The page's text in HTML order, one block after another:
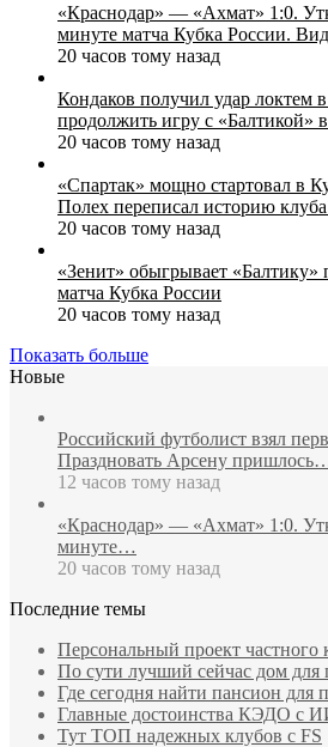
«Краснодар» — «Ахмат» 1:0.
минуте матча Кубка России.
20 часов тому назад
Кондаков получил удар локтем
продолжить игру с «Балтикой»
20 часов тому назад
«Спартак» мощно стартовал в
Полех переписал историю
20 часов тому назад
«Зенит» обыгрывает «Балтику»
матча Кубка России
20 часов тому назад
Показать больше
Новые
Российский футболист взял
Праздновать Арсену
12 часов тому назад
«Краснодар» — «Ахмат» 1:0.
минуте…
20 часов тому назад
Последние темы
Персональный проект частного
По сути лучший сейчас дом
Где сегодня найти пансион для
Главные достоинства КЭДО с
Тут ТОП надежных клубов с FS